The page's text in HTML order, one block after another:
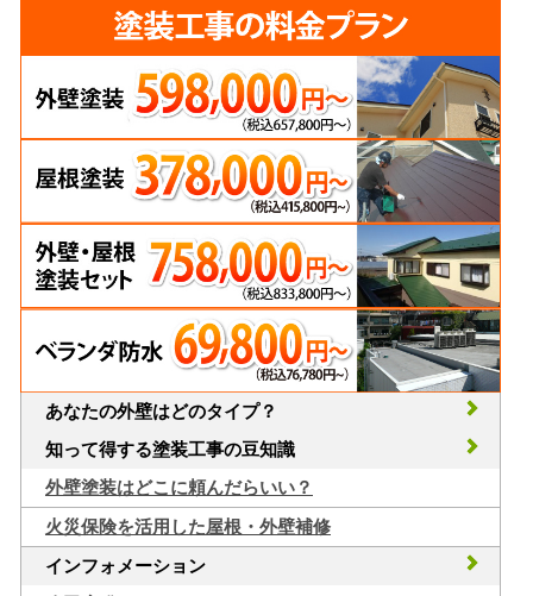
あなたの外壁はどのタイプ？
知って得する塗装工事の豆知識
外壁塗装はどこに頼んだらいい？
火災保険を活用した屋根・外壁補修
インフォメーション